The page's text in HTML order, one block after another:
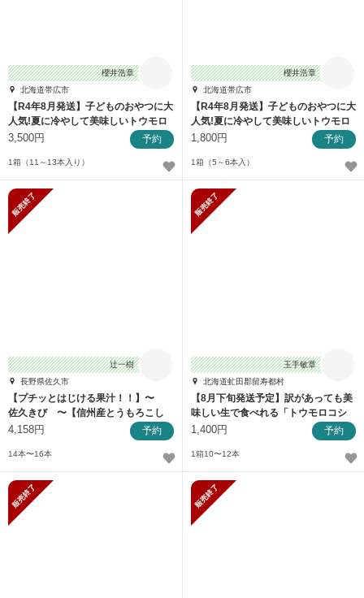
櫻井浩章
北海道帯広市
【R4年8月発送】子どものおやつに大
人気!夏に冷やして美味しいトウモロ
コシ
3,500円 予約
1箱（11～13本入り）
櫻井浩章
北海道帯広市
【R4年8月発送】子どものおやつに大
人気!夏に冷やして美味しいトウモロ
コシ
1,800円 予約
1箱（5～6本入）
辻一樹
長野県佐久市
【プチッとはじける果汁！！】〜
佐久きび 〜【信州産とうもろこし
復活！】
4,158円 予約
14本〜16本
玉手敏章
北海道虻田郡留寿都村
【8月下旬発送予定】訳があっても美
味しい生で食べれる「トウモロコシ
10〜12本」
1,400円 予約
1箱10〜12本